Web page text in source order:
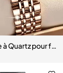
à Quartz pour